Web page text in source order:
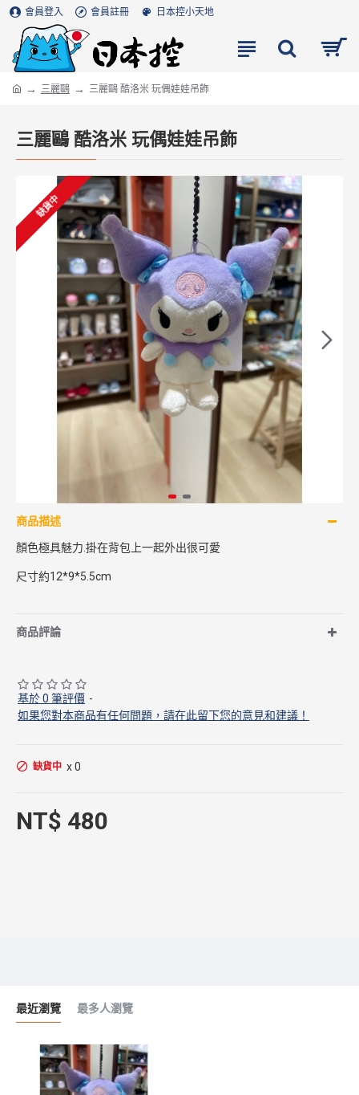
會員登入 會員註冊 日本控小天地
三麗鷗 三麗鷗 酷洛米 玩偶娃娃吊飾
三麗鷗 酷洛米 玩偶娃娃吊飾
缺貨中
商品描述
顏色極具魅力.掛在背包上一起外出很可愛
尺寸約12*9*5.5cm
商品評論
基於 0 筆評價 -
如果您對本商品有任何問題，請在此留下您的意見和建議！
NT$ 480
缺貨中 x 0
最近瀏覽 最多人瀏覽